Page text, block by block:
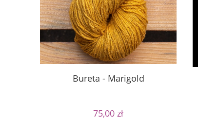
Bureta - Marigold
75,00 zł